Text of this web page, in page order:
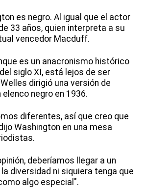
es negro. Al igual que el actor
33 años, quien interpreta a su
vencedor Macduff.
es un anacronismo histórico
siglo XI, está lejos de ser
dirigió una versión de
elenco negro en 1936.
diferentes, así que creo que
Washington en una mesa
deberíamos llegar a un
diversidad ni siquiera tenga que
algo especial".